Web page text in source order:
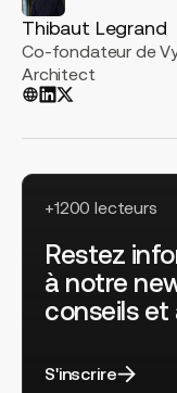
Thibaut Legrand
Co-fondateur de
Architect
+1200 lecteurs
Restez
à notre
conseils et
S'inscrire